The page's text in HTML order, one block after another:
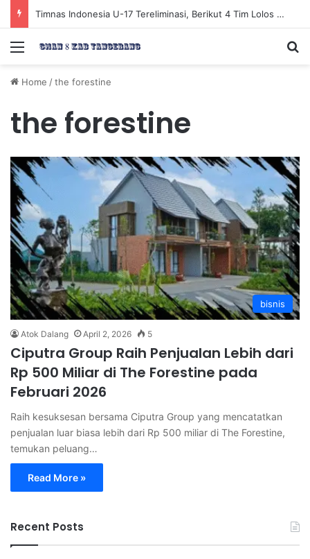
Timnas Indonesia U-17 Tereliminasi, Berikut 4 Tim Lolos ke Semifinal Piala AFF U-17 2026
Menu
Home /the forestine
the forestine
bisnis
Atok Dalang April 2, 2026 5
Ciputra Group Raih Penjualan Lebih dari
Rp 500 Miliar di The Forestine pada
Februari 2026
Raih kesuksesan bersama Ciputra Group yang mencatatkan
penjualan luar biasa lebih dari Rp 500 miliar di The Forestine,
temukan peluang…
Read More »
Recent Posts